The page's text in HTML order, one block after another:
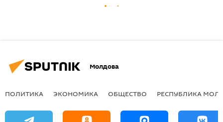
Молдова
ПОЛИТИКА ЭКОНОМИКА ОБЩЕСТВО РЕСПУБЛИКА